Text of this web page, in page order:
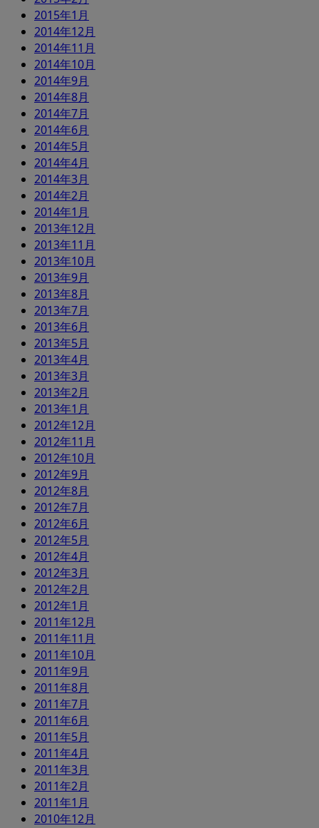
2015年1月
2014年12月
2014年11月
2014年10月
2014年9月
2014年8月
2014年7月
2014年6月
2014年5月
2014年4月
2014年3月
2014年2月
2014年1月
2013年12月
2013年11月
2013年10月
2013年9月
2013年8月
2013年7月
2013年6月
2013年5月
2013年4月
2013年3月
2013年2月
2013年1月
2012年12月
2012年11月
2012年10月
2012年9月
2012年8月
2012年7月
2012年6月
2012年5月
2012年4月
2012年3月
2012年2月
2012年1月
2011年12月
2011年11月
2011年10月
2011年9月
2011年8月
2011年7月
2011年6月
2011年5月
2011年4月
2011年3月
2011年2月
2011年1月
2010年12月